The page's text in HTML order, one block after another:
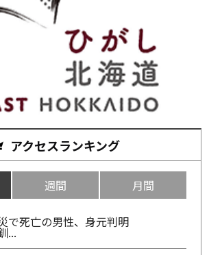
アクセスランキング
週間 月間
で死亡の男性、身元判明
...